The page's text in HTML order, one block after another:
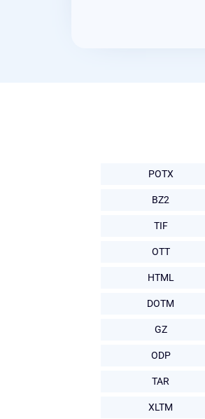
POTX
BZ2
TIF
OTT
HTML
DOTM
GZ
ODP
TAR
XLTM